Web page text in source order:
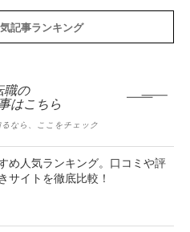
記事ランキング
職の
はこちら
なら、ここをチェック
め人気ランキング。口コミや評
サイトを徹底比較！